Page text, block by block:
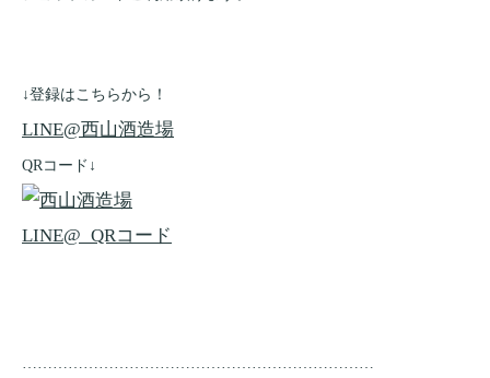
↓登録はこちらから！
LINE@西山酒造場
QRコード↓
……………………………………………………………